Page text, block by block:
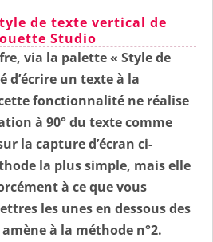
de texte vertical de
Studio
via la palette « Style de
d’écrire un texte à la
fonctionnalité ne réalise
à 90° du texte comme
la capture d’écran ci-
la plus simple, mais elle
à ce que vous
les unes en dessous des
à la méthode n°2.